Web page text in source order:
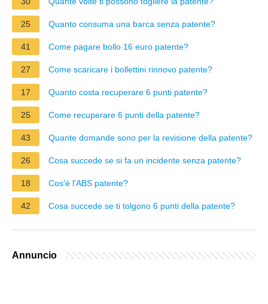
25 Quanto consuma una barca senza patente?
41 Come pagare bollo 16 euro patente?
27 Come scaricare i bollettini rinnovo patente?
17 Quanto costa recuperare 6 punti patente?
25 Come recuperare 6 punti della patente?
43 Quante domande sono per la revisione della patente?
26 Cosa succede se si fa un incidente senza patente?
18 Cos'è l'ABS patente?
42 Cosa succede se ti tolgono 6 punti della patente?
Annuncio